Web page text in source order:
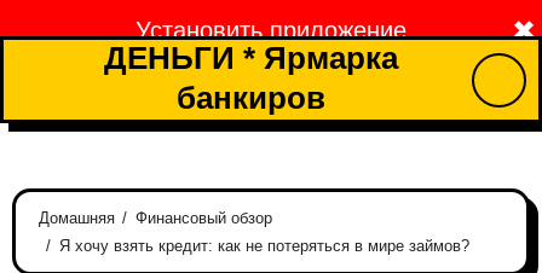
ДЕНЬГИ * Ярмарка
банкиров
Домашняя
Финансовый обзор
Я хочу взять кредит: как не потеряться в мире займов?
Установить приложение ✖